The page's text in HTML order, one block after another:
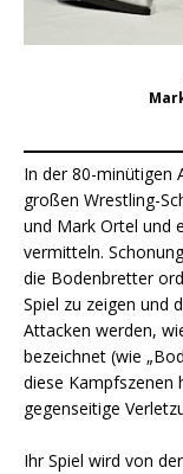
In der 80-minütigen
großen Wrestling-
und Mark Ortel und
vermitteln.
die Bodenbretter
Spiel zu zeigen und
Attacken werden,
bezeichnet (wie
diese Kampfszenen
gegenseitige
Ihr Spiel wird von